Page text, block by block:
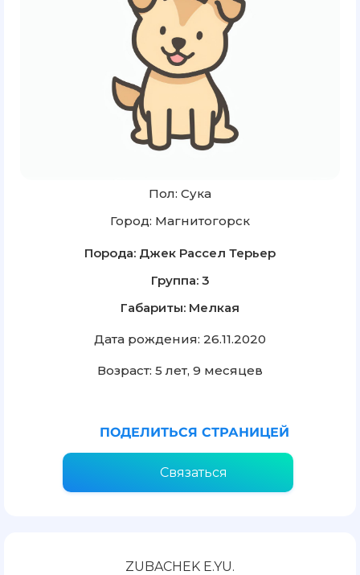
Пол: Сука
Город: Магнитогорск
Порода: Джек Рассел Терьер
Группа: 3
Габариты: Мелкая
Дата рождения: 26.11.2020
Возраст: 5 лет, 9 месяцев
ПОДЕЛИТЬСЯ СТРАНИЦЕЙ
Связаться
ZUBACHEK E.YU.